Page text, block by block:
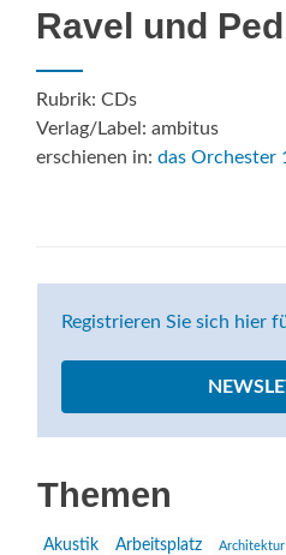
Ravel und
Rubrik: CDs
Verlag/Label: ambitus
erschienen in: das Orchester
Registrieren Sie sich hier
Themen
Akustik Arbeitsplatz Architektur